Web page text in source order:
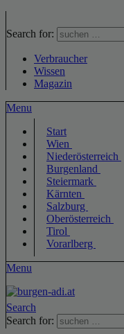
Search for:
Verbraucher
Wissen
Magazin
Menu
Start
Wien
Niederösterreich
Burgenland
Steiermark
Kärnten
Salzburg
Oberösterreich
Tirol
Vorarlberg
Menu
Search
Search for: